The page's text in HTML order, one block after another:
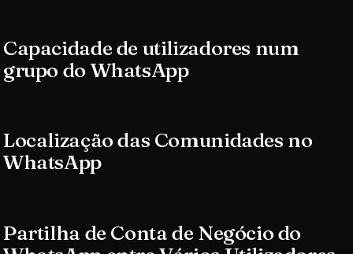
Capacidade de utilizadores num
grupo do WhatsApp
Localização das Comunidades no
WhatsApp
Partilha de Conta de Negócio do